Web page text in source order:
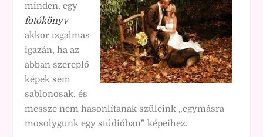
minden, egy
fotókönyv
akkor izgalmas
igazán, ha az
abban szereplő
képek sem
sablonosak, és
messze nem hasonlítanak szüleink „egymásra
mosolygunk egy stúdióban” képeihez.